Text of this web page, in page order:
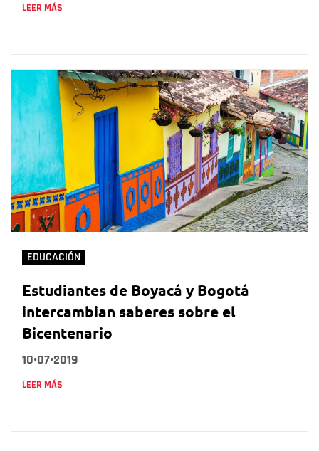
LEER MÁS
EDUCACIÓN
Estudiantes de Boyacá y Bogotá
intercambian saberes sobre el
Bicentenario
10•07•2019
LEER MÁS